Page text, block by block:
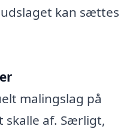
kan sættes
malingslag på
skalle af. Særligt,